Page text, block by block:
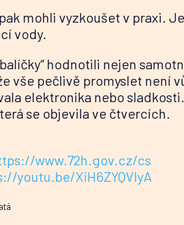
mohli vyzkoušet v praxi.
vody.
hodnotili nejen
vše pečlivě promyslet
elektronika nebo
se objevila ve čtvercích.
www.72h.gov.cz/cs
youtu.be/XiH6ZYQVlyA